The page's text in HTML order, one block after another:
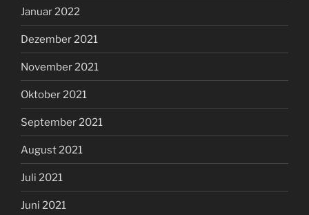
Januar 2022
Dezember 2021
November 2021
Oktober 2021
September 2021
August 2021
Juli 2021
Juni 2021